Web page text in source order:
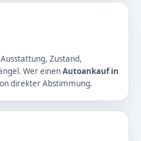
Zustand,
Wer einenAutoankauf in
direkter Abstimmung.